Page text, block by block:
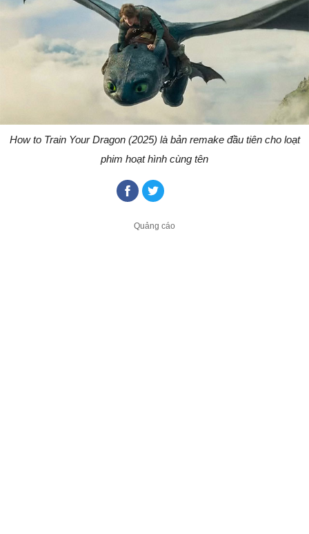
How to Train Your Dragon (2025) là bản remake đầu tiên cho loạt
phim hoạt hình cùng tên